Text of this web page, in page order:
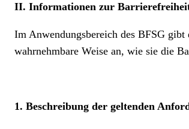
II. Informationen zur
Im Anwendungsbereich des BFSG
wahrnehmbare Weise an, wie sie die
1. Beschreibung der geltenden